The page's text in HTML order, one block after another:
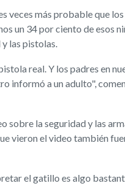
veces más probable que
un 34 por ciento de esos
las pistolas.
real. Y los padres en
informó a un adulto",
sobre la seguridad y las
vieron el video también
el gatillo es algo